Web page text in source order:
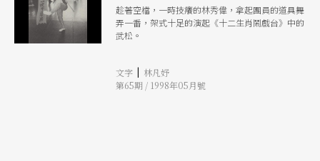
趁著空檔，一時技癢的林秀偉，拿起團員的道具舞
弄一番，架式十足的演起《十二生肖鬧戲台》中的
武松。
文字 | 林凡妤
第65期 / 1998年05月號